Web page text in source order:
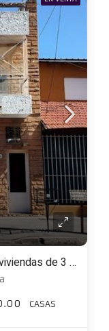
Excelente casa multifamiliar con 2 viviendas de 3 ambientes en 2 plantas
CASAS